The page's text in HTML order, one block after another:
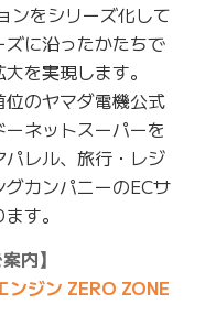
ンをシリーズ化して
に沿ったかたちで
を実現します。
のヤマダ電機公式
ネットスーパーを
レル、旅行・レジ
カンパニーのECサ
す。
内】
ジン ZERO ZONE